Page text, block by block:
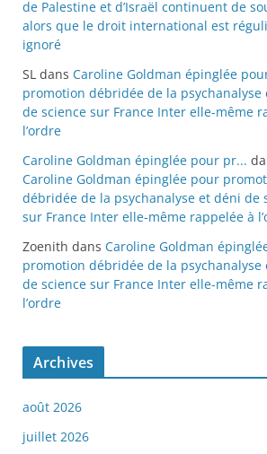
de Palestine et d’Israël continuent de
alors que le droit international est
ignoré
SL dans Caroline Goldman épinglée
promotion débridée de la psychanalyse
de science sur France Inter elle-même
l’ordre
Caroline Goldman épinglée pour pr...
Caroline Goldman épinglée pour
débridée de la psychanalyse et déni de
sur France Inter elle-même rappelée à
Zoenith dans Caroline Goldman
promotion débridée de la psychanalyse
de science sur France Inter elle-même
l’ordre
Archives
août 2026
juillet 2026